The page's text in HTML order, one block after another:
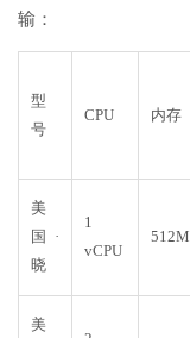
输：
型
号
CPU 内存
美
国·
晓
1
vCPU
512M
美